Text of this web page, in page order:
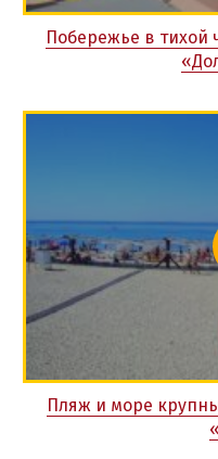
Побережье в тихой
Пляж и море